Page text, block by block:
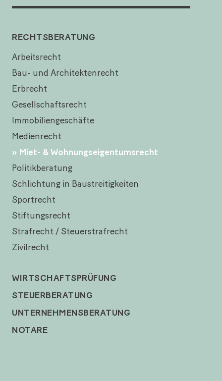
RECHTSBERATUNG
Arbeitsrecht
Bau- und Architektenrecht
Erbrecht
Gesellschaftsrecht
Immobiliengeschäfte
Medienrecht
Miet- & Wohnungseigentumsrecht
Politikberatung
Schlichtung in Baustreitigkeiten
Sportrecht
Stiftungsrecht
Strafrecht / Steuerstrafrecht
Zivilrecht
WIRTSCHAFTSPRÜFUNG
STEUERBERATUNG
UNTERNEHMENSBERATUNG
NOTARE